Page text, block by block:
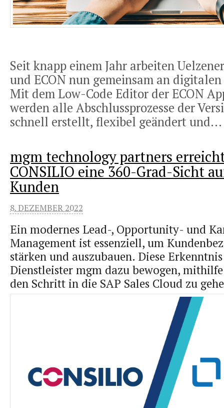
Seit knapp einem Jahr arbeiten
und ECON nun gemeinsam an
Mit dem Low-Code Editor der ECON
werden alle Abschlussprozesse der
schnell erstellt, flexibel geändert und...
mgm technology partners
CONSILIO eine 360-Grad-Sicht
Kunden
8. DEZEMBER 2022
Ein modernes Lead-, Opportunity- und
Management ist essenziell, um
stärken und auszubauen. Diese
Dienstleister mgm dazu bewogen,
den Schritt in die SAP Sales Cloud zu